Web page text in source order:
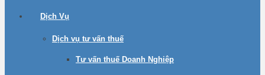
Dịch Vụ
Dịch vụ tư vấn thuế
Tư vấn thuế Doanh Nghiệp